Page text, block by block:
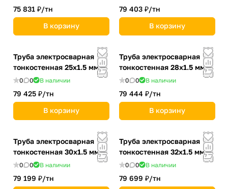
75 831 ₽/тн
В корзину
79 403 ₽/тн
В корзину
Труба электросварная
тонкостенная 25х1.5 мм
0 0 В наличии
79 425 ₽/тн
В корзину
Труба электросварная
тонкостенная 28х1.5 мм
0 0 В наличии
79 444 ₽/тн
В корзину
Труба электросварная
тонкостенная 30х1.5 мм
0 0 В наличии
79 199 ₽/тн
Труба электросварная
тонкостенная 32х1.5 мм
0 0 В наличии
79 699 ₽/тн